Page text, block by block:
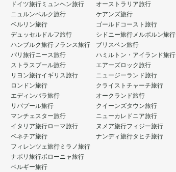
ドイツ旅行 ミュンヘン旅行
ニュルンベルク旅行
ベルリン旅行
デュッセルドルフ旅行
ハンブルク旅行フランス旅行
パリ旅行ニース旅行
ストラスブール旅行
リヨン旅行イギリス旅行
ロンドン旅行
エディンバラ旅行
リバプール旅行
マンチェスター旅行
イタリア旅行ローマ旅行
ベネチア旅行
フィレンツェ旅行 ミラノ旅行
ナポリ旅行ボローニャ旅行
ベルギー旅行
オーストラリア旅行
ケアンズ旅行
ゴールドコースト旅行
シドニー旅行メルボルン旅行
ブリスベン旅行
ハミルトン・アイランド旅行
エアーズロック旅行
ニュージーランド旅行
クライストチャーチ旅行
オークランド旅行
クイーンズタウン旅行
ニューカレドニア旅行
ヌメア旅行フィジー旅行
ナンディ旅行タヒチ旅行